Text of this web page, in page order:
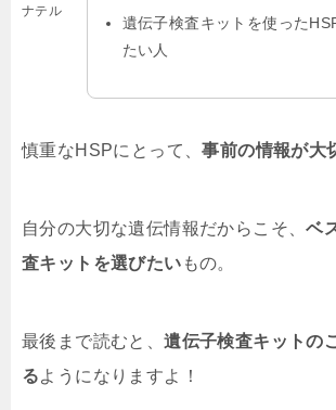
ナテル
遺伝子検査キットを使った
たい人
慎重なHSPにとって、事前の情報が大
自分の大切な遺伝情報だからこそ、ベ
査キットを選びたい もの。
最後まで読むと、遺伝子検査キットの
るようになりますよ！